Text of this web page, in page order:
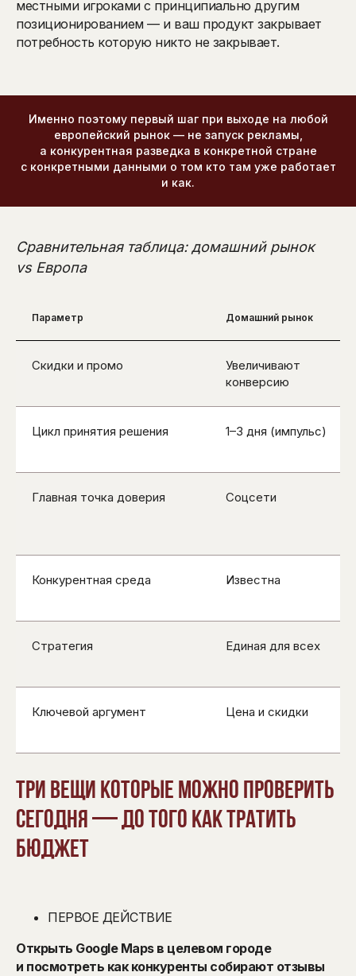
местными игроками с принципиально другим
позиционированием — и ваш продукт закрывает
потребность которую никто не закрывает.
Именно поэтому первый шаг при выходе на любой
европейский рынок — не запуск рекламы,
а конкурентная разведка в конкретной стране
с конкретными данными о том кто там уже работает
и как.
Сравнительная таблица: домашний рынок
vs Европа
Параметр Домашний рынок
Скидки и промо
Увеличивают
конверсию
Цикл принятия решения 1–3 дня (импульс)
Главная точка доверия Соцсети
Конкурентная среда Известна
Стратегия Единая для всех
Ключевой аргумент Цена и скидки
Три вещи которые можно проверить
сегодня — до того как тратить
бюджет
ПЕРВОЕ ДЕЙСТВИЕ
Открыть Google Maps в целевом городе
и посмотреть как конкуренты собирают отзывы